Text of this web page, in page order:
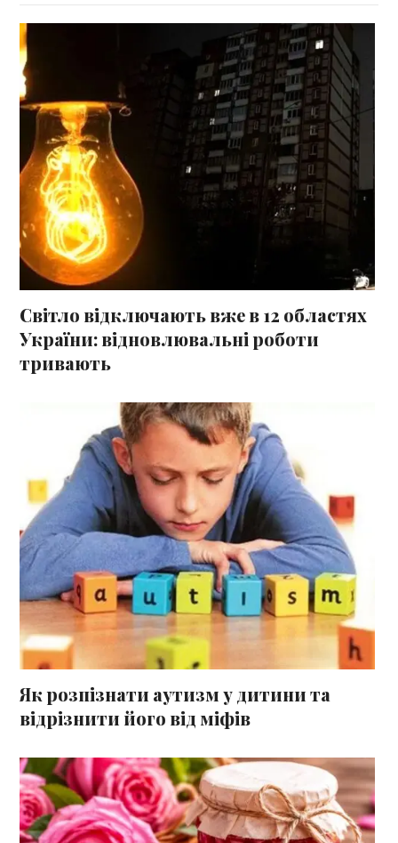
Світло відключають вже в 12 областях
України: відновлювальні роботи
тривають
Як розпізнати аутизм у дитини та
відрізнити його від міфів